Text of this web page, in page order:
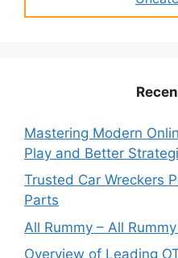
Mastering Modern
Play and Better
Trusted Car Wreckers
Parts
All Rummy – All
Overview of Leading